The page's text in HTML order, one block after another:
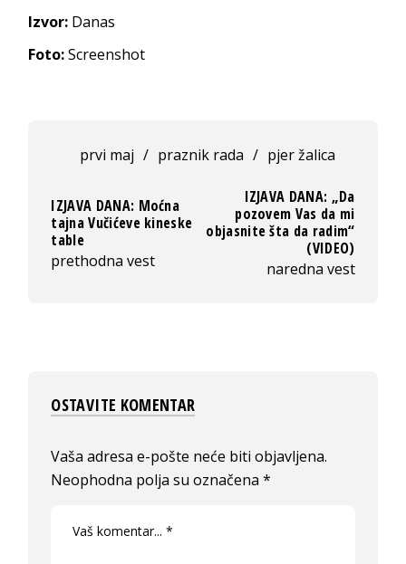
Izvor: Danas
Foto:Screenshot
prvi maj / praznik rada / pjer žalica
IZJAVA DANA: Moćna
tajna Vučićeve kineske
table
prethodna vest
IZJAVA DANA: „Da
pozovem Vas da mi
objasnite šta da radim“
(VIDEO)
naredna vest
OSTAVITE KOMENTAR
Vaša adresa e-pošte neće biti objavljena.
Neophodna polja su označena*